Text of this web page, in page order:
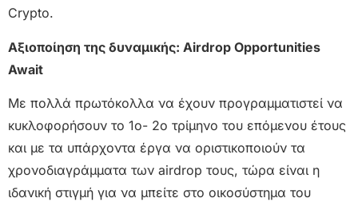
Crypto.
Αξιοποίηση της δυναμικής: Airdrop Opportunities
Await
Με πολλά πρωτόκολλα να έχουν προγραμματιστεί να
κυκλοφορήσουν το 1ο- 2ο τρίμηνο του επόμενου έτους
και με τα υπάρχοντα έργα να οριστικοποιούν τα
χρονοδιαγράμματα των airdrop τους, τώρα είναι η
ιδανική στιγμή για να μπείτε στο οικοσύστημα του